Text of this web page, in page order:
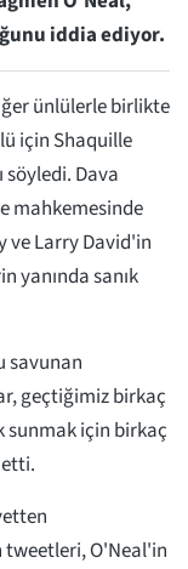
iddia ediyor.
ünlülerle birlikte
için Shaquille
söyledi. Dava
mahkemesinde
ve Larry David'in
yanında sanık
savunan
geçtiğimiz birkaç
sunmak için birkaç
tweetleri, O'Neal'in